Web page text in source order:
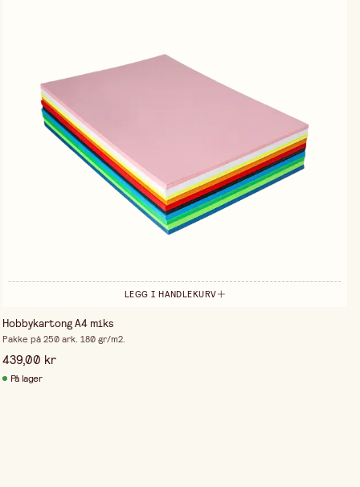
LEGG I HANDLEKURV
Hobbykartong A4 miks
Pakke på 250 ark. 180 gr/m2.
439,00 kr
På lager